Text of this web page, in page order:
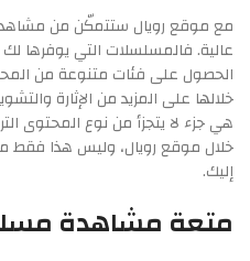
مع موقع رويال ستتمكّن من
عالية. فالمسلسلات التي يوفرها لك
الحصول على فئات متنوعة من
خلالها على المزيد من الإثارة
هي جزء لا يتجزأ من نوع المحتوى
خلال موقع رويال، وليس هذا فقط
إليك.
متعة مشاهدة